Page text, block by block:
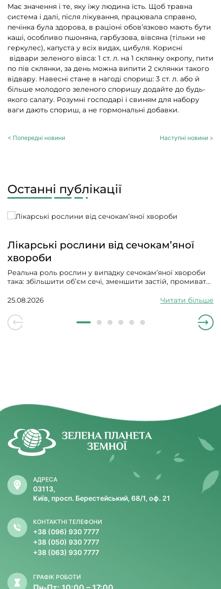
Має значення і те, яку їжу людина їсть. Щоб травна
система і далі, після лікування, працювала справно,
печінка була здорова, в раціоні обов’язково мають бути
каші, особливо пшоняна, гарбузова, вівсяна (тільки не
геркулес), капуста у всіх видах, цибуля. Корисні
відвари зеленого вівса: 1 ст. л. на 1 склянку окропу, пити
по пів склянки, за день можна випити 2 склянки такого
відвару. Навесні стане в нагоді спориш: 3 ст. л. або й
більше молодого зеленого споришу додайте до будь-
якого салату. Розумні господарі і свиням для набору
ваги дають спориш, а не гормональні добавки.
< Попередні новини Наступні новини >
Останні публікації
Лікарські рослини від сечокам’яної
хвороби
Реальна роль рослин у випадку сечокам’яної хвороби
така: збільшити об’єм сечі, зменшити застій, промивати
слизову, зменшити запалення, спазм та інфікування.
на сольовий обмін і не давати новому піску збиратися в
камінці.
25.08.2026 Читати більше
АДРЕСА
03113,
Київ, просп. Берестейський, 68/1, оф. 21
КОНТАКТНІ ТЕЛЕФОНИ
+38 (096) 930 7777
+38 (050) 930 7777
+38 (063) 930 7777
ГРАФІК РОБОТИ